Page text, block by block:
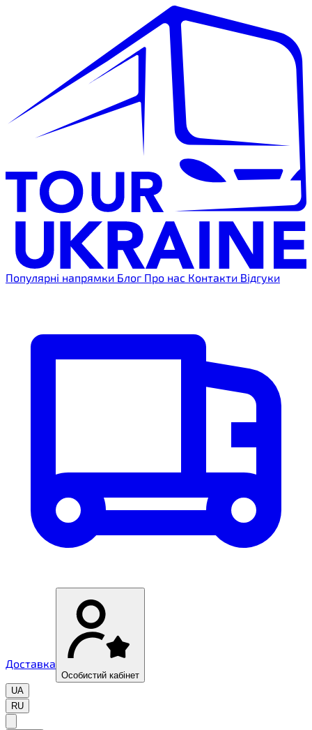
Популярні напрямки Блог Про нас Контакти Відгуки
Доставка
Особистий кабінет
UA
RU